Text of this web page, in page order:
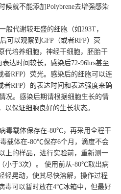
候就不能添加Polybrene去增强感染
般代谢较旺盛的细胞（如293T，
可以观察到GFP（或者RFP）荧
代培养细胞，神经干细胞，胚胎干
达时间较长，感染后72-96hrs甚至
者RFP）荧光。感染后的细胞可以连
者RFP）的表达时间和表达强度来确
况。感染后期请根据细胞生长的情
以保证细胞良好的生长状态。
毒载体保存在-80℃，再采用全程干
载体在-80℃保存6个月，滴度不会
上的样品，进行实验前，重新测一
小于3次）。 使用前从-80℃取出病
轻晃动，使其尽快溶解，操作过程
毒可以暂时放在4℃冰箱中，但最好